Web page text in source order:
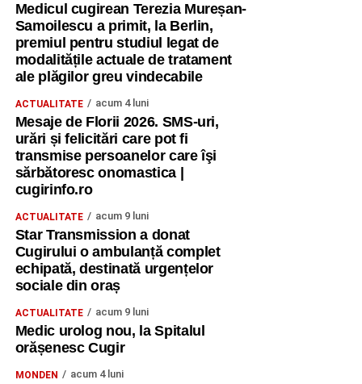
Medicul cugirean Terezia Mureșan-
Samoilescu a primit, la Berlin,
premiul pentru studiul legat de
modalitățile actuale de tratament
ale plăgilor greu vindecabile
ACTUALITATE acum 4 luni
Mesaje de Florii 2026. SMS-uri,
urări și felicitări care pot fi
transmise persoanelor care îşi
sărbătoresc onomastica |
cugirinfo.ro
ACTUALITATE acum 9 luni
Star Transmission a donat
Cugirului o ambulanță complet
echipată, destinată urgențelor
sociale din oraș
ACTUALITATE acum 9 luni
Medic urolog nou, la Spitalul
orășenesc Cugir
MONDEN acum 4 luni